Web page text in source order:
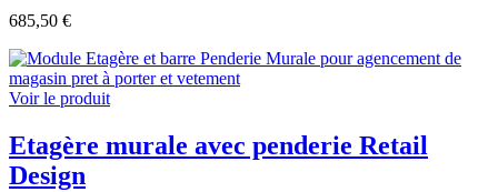
685,50 €
Voir le produit
Etagère murale avec penderie Retail
Design